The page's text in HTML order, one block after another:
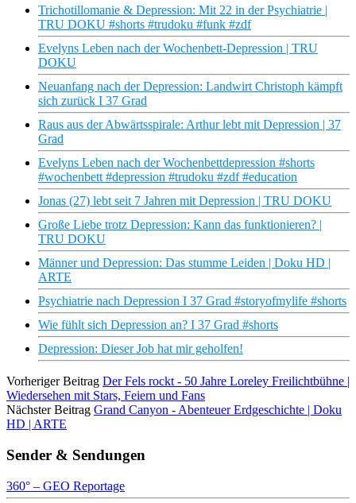
Trichotillomanie & Depression: Mit 22 in der Psychiatrie |
TRU DOKU #shorts #trudoku #funk #zdf
Evelyns Leben nach der Wochenbett-Depression | TRU
DOKU
Neuanfang nach der Depression: Landwirt Christoph kämpft
sich zurück I 37 Grad
Raus aus der Abwärtsspirale: Arthur lebt mit Depression | 37
Grad
Evelyns Leben nach der Wochenbettdepression #shorts
#wochenbett #depression #trudoku #zdf #education
Jonas (27) lebt seit 7 Jahren mit Depression | TRU DOKU
Große Liebe trotz Depression: Kann das funktionieren? |
TRU DOKU
Männer und Depression: Das stumme Leiden | Doku HD |
ARTE
Psychiatrie nach Depression I 37 Grad #storyofmylife #shorts
Wie fühlt sich Depression an? I 37 Grad #shorts
Depression: Dieser Job hat mir geholfen!
Vorheriger Beitrag Der Fels rockt - 50 Jahre Loreley Freilichtbühne |
Wiedersehen mit Stars, Feiern und Fans
Nächster Beitrag Grand Canyon - Abenteuer Erdgeschichte | Doku
HD | ARTE
Sender & Sendungen
360° – GEO Reportage